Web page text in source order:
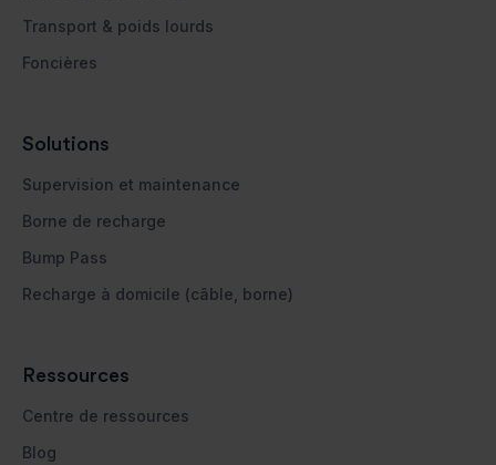
Transport & poids lourds
Foncières
Solutions
Supervision et maintenance
Borne de recharge
Bump Pass
Recharge à domicile (câble, borne)
Ressources
Centre de ressources
Blog